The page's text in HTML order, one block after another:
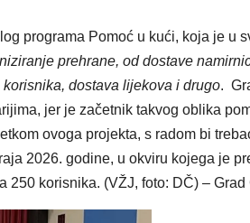
programa Pomoć u kući, koja je u
prehrane, od dostave
dostava lijekova i drugo.
jer je začetnik takvog oblika
ovoga projekta, s radom bi
2026. godine, u okviru kojega je
korisnika. (VŽJ, foto: DČ) – Grad